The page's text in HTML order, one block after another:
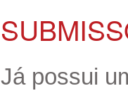
Já possui